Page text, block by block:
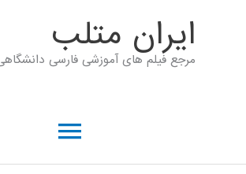
ايران متلب
مرجع فیلم های آموزشی فارسی
فهرست